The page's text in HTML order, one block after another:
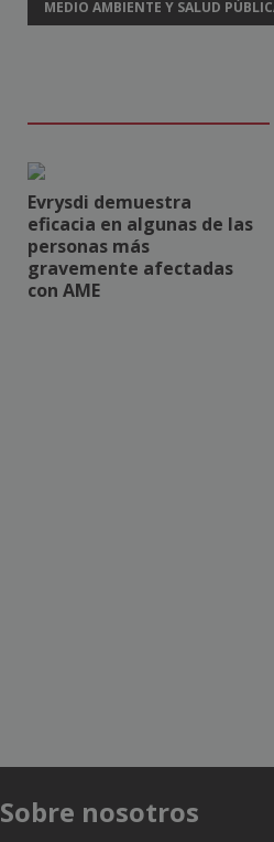
MEDIO AMBIENTE Y SALUD
Evrysdi demuestra
eficacia en algunas de las
personas más
gravemente afectadas
con AME
Sobre nosotros